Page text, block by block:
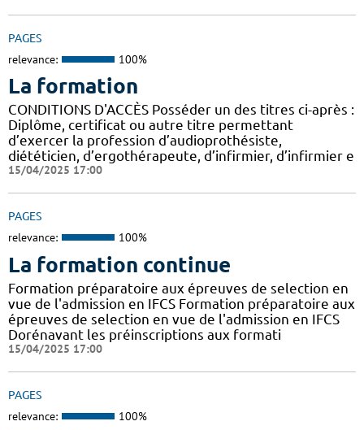
PAGES
relevance: 100%
La formation
CONDITIONS D'ACCÈS Posséder un des titres ci-après :
Diplôme, certificat ou autre titre permettant
d’exercer la profession d’audioprothésiste,
diététicien, d’ergothérapeute, d’infirmier, d’infirmier e
15/04/2025 17:00
PAGES
relevance: 100%
La formation continue
Formation préparatoire aux épreuves de selection en
vue de l'admission en IFCS Formation préparatoire aux
épreuves de selection en vue de l'admission en IFCS
Dorénavant les préinscriptions aux formati
15/04/2025 17:00
PAGES
relevance: 100%